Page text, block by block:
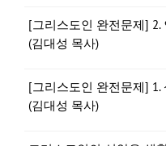
[그리스도인 완전문제]
(김대성 목사)
[그리스도인 완전문제] 1.
(김대성 목사)